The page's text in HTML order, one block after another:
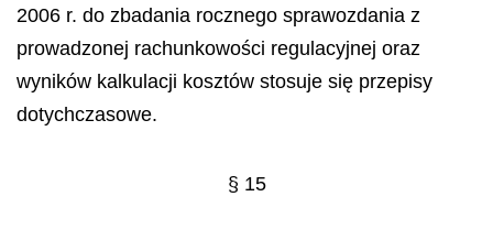
2006 r. do zbadania rocznego sprawozdania z
prowadzonej rachunkowości regulacyjnej oraz
wyników kalkulacji kosztów stosuje się przepisy
dotychczasowe.
§ 15